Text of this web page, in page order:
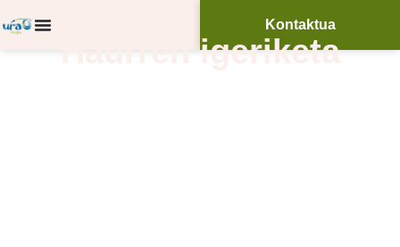
Kontaktua
Haurren igeriketa